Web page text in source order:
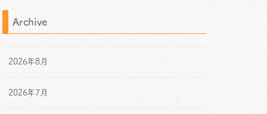
Archive
2026年8月
2026年7月